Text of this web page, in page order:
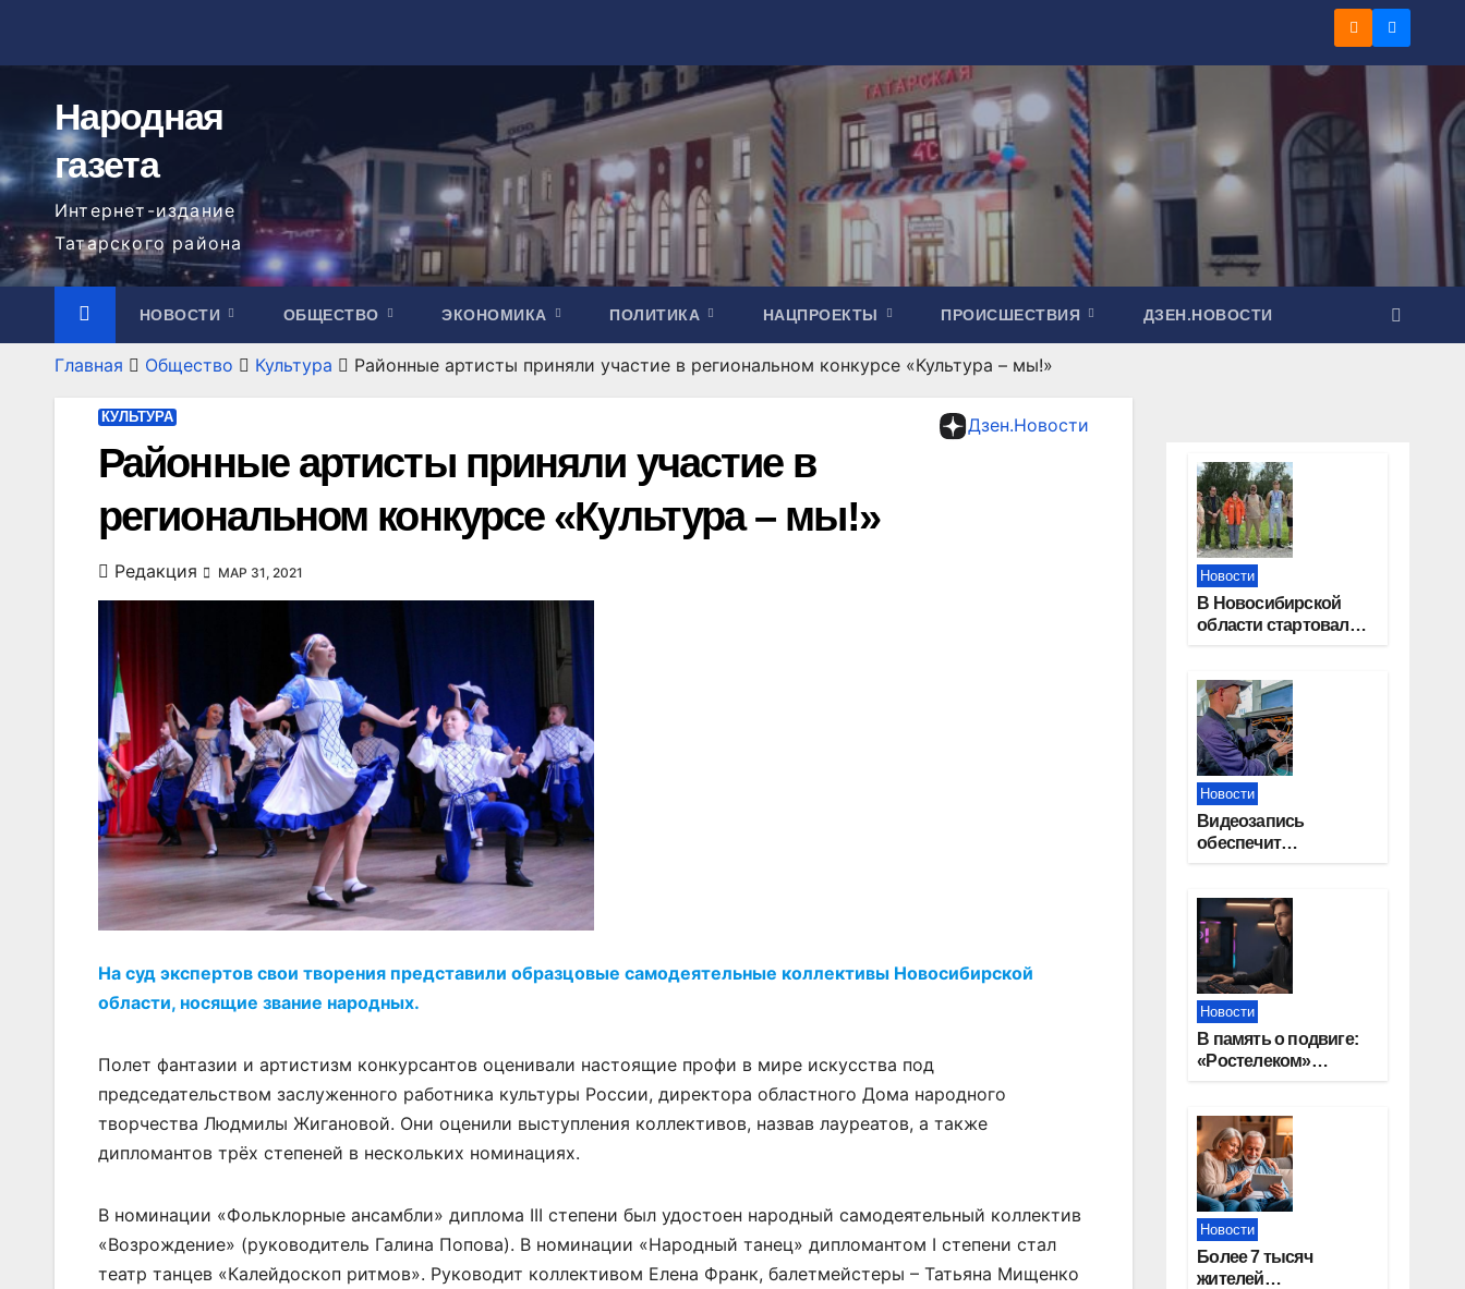
содержимому
Народная
газета
Интернет-издание
Татарского района
НОВОСТИ ОБЩЕСТВО ЭКОНОМИКА ПОЛИТИКА НАЦПРОЕКТЫ ПРОИСШЕСТВИЯ ДЗЕН.НОВОСТИ
Главная Общество Культура Районные артисты приняли участие в региональном конкурсе «Культура – мы!»
Дзен.Новости
КУЛЬТУРА
Районные артисты приняли участие в
региональном конкурсе «Культура – мы!»
Редакция МАР 31, 2021
На суд экспертов свои творения представили образцовые самодеятельные коллективы Новосибирской
области, носящие звание народных.
Полет фантазии и артистизм конкурсантов оценивали настоящие профи в мире искусства под
председательством заслуженного работника культуры России, директора областного Дома народного
творчества Людмилы Жигановой. Они оценили выступления коллективов, назвав лауреатов, а также
дипломантов трёх степеней в нескольких номинациях.
В номинации «Фольклорные ансамбли» диплома III степени был удостоен народный самодеятельный коллектив
«Возрождение» (руководитель Галина Попова). В номинации «Народный танец» дипломантом I степени стал
театр танцев «Калейдоскоп ритмов». Руководит коллективом Елена Франк, балетмейстеры – Татьяна Мищенко
Новости
В Новосибирской
области стартовал
Новости
Видеозапись
обеспечит
Новосибирской
области
Новости
В память о подвиге:
«Ростелеком»
за Москву»
Новости
Более 7 тысяч
жителей